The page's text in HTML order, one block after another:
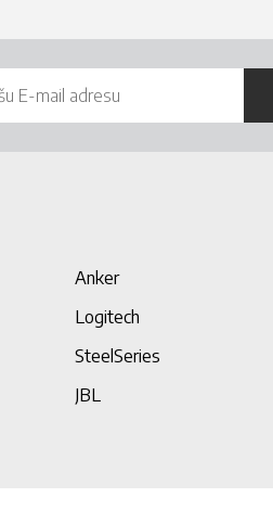
Anker
Logitech
SteelSeries
JBL